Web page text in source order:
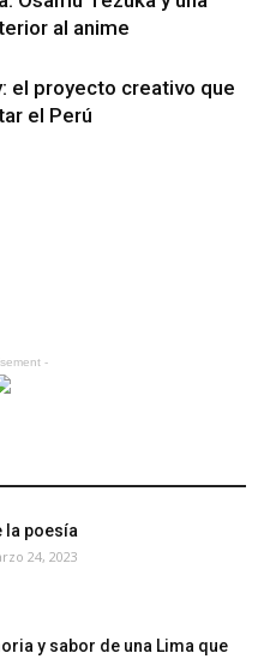
al anime
el proyecto creativo que
el Perú
-
la poesía
24, 2023
y sabor de una Lima que